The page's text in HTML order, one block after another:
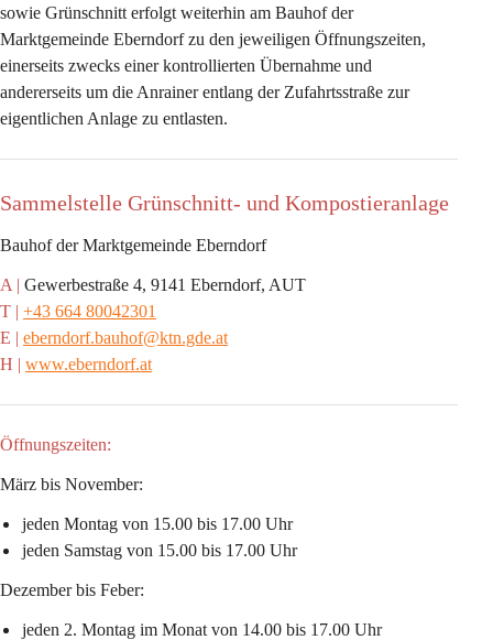
sowie Grünschnitt erfolgt weiterhin am Bauhof der
Marktgemeinde Eberndorf zu den jeweiligen Öffnungszeiten,
einerseits zwecks einer kontrollierten Übernahme und
andererseits um die Anrainer entlang der Zufahrtsstraße zur
eigentlichen Anlage zu entlasten.
Sammelstelle Grünschnitt- und Kompostieranlage
Bauhof der Marktgemeinde Eberndorf
A | Gewerbestraße 4, 9141 Eberndorf, AUT
T | +43 664 80042301
E | eberndorf.bauhof@ktn.gde.at
H | www.eberndorf.at
Öffnungszeiten:
März bis November:
jeden Montag von 15.00 bis 17.00 Uhr
jeden Samstag von 15.00 bis 17.00 Uhr
Dezember bis Feber:
jeden 2. Montag im Monat von 14.00 bis 17.00 Uhr